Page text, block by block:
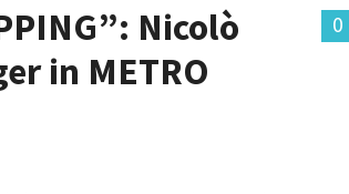
0
Nicolò
in METRO